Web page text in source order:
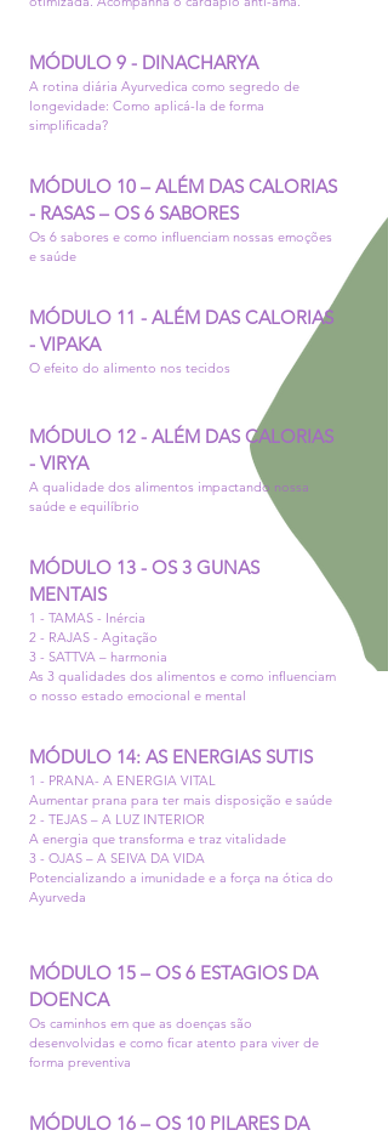
MÓDULO 9 - DINACHARYA
A rotina diária Ayurvedica como segredo de
longevidade: Como aplicá-la de forma
simplificada?
MÓDULO 10 – ALÉM DAS CALORIAS
- RASAS – OS 6 SABORES
Os 6 sabores e como influenciam nossas emoções
e saúde
MÓDULO 11 - ALÉM DAS CALORIAS
- VIPAKA
O efeito do alimento nos tecidos
MÓDULO 12 - ALÉM DAS CALORIAS
- VIRYA
A qualidade dos alimentos impactando nossa
saúde e equilíbrio
MÓDULO 13 - OS 3 GUNAS
MENTAIS
1 - TAMAS - Inércia
2 - RAJAS - Agitação
3 - SATTVA – harmonia
As 3 qualidades dos alimentos e como influenciam
o nosso estado emocional e mental
MÓDULO 14: AS ENERGIAS SUTIS
1 - PRANA- A ENERGIA VITAL
Aumentar prana para ter mais disposição e saúde
2 - TEJAS – A LUZ INTERIOR
A energia que transforma e traz vitalidade
3 - OJAS – A SEIVA DA VIDA
Potencializando a imunidade e a força na ótica do
Ayurveda
MÓDULO 15 – OS 6 ESTAGIOS DA
DOENCA
Os caminhos em que as doenças são
desenvolvidas e como ficar atento para viver de
forma preventiva
MÓDULO 16 – OS 10 PILARES DA